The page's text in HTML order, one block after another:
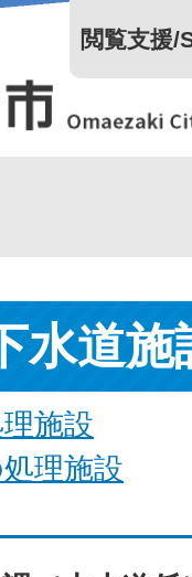
閲覧支援
水道施
施設
理施設